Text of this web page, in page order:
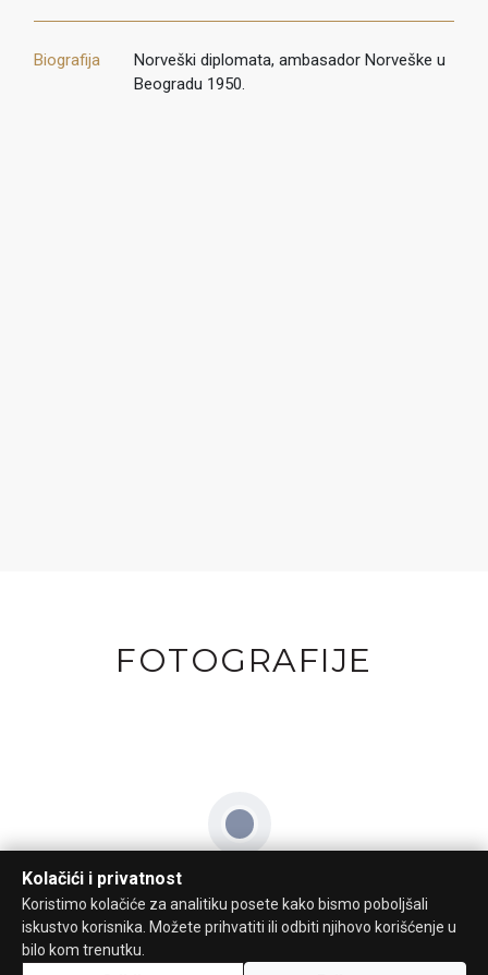
Biografija
Norveški diplomata, ambasador Norveške u
Beogradu 1950.
FOTOGRAFIJE
Kolačići i privatnost
Koristimo kolačiće za analitiku posete kako bismo poboljšali
iskustvo korisnika. Možete prihvatiti ili odbiti njihovo korišćenje u
bilo kom trenutku.